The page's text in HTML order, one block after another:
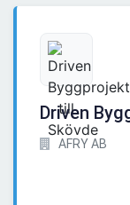
Driven
AFRY AB